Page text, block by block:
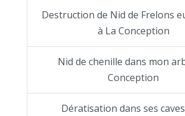
Destruction de Nid de Frelons
à La Conception
Nid de chenille dans mon
Conception
Dératisation dans ses